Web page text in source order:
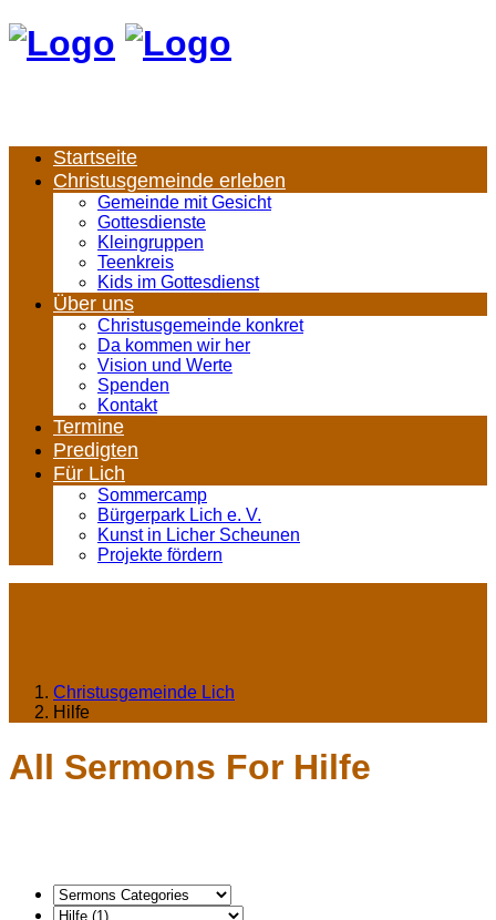
Startseite
Christusgemeinde erleben
Gemeinde mit Gesicht
Gottesdienste
Kleingruppen
Teenkreis
Kids im Gottesdienst
Über uns
Christusgemeinde konkret
Da kommen wir her
Vision und Werte
Spenden
Kontakt
Termine
Predigten
Für Lich
Sommercamp
Bürgerpark Lich e. V.
Kunst in Licher Scheunen
Projekte fördern
Christusgemeinde Lich
Hilfe
All Sermons For Hilfe